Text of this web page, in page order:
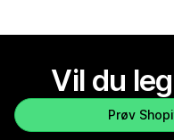
Vil du
Prøv